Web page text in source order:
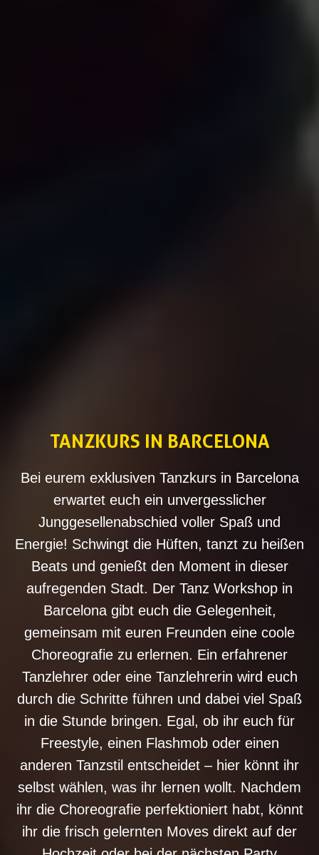
TANZKURS IN BARCELONA
Bei eurem exklusiven Tanzkurs in Barcelona
erwartet euch ein unvergesslicher
Junggesellenabschied voller Spaß und
Energie! Schwingt die Hüften, tanzt zu heißen
Beats und genießt den Moment in dieser
aufregenden Stadt. Der Tanz Workshop in
Barcelona gibt euch die Gelegenheit,
gemeinsam mit euren Freunden eine coole
Choreografie zu erlernen. Ein erfahrener
Tanzlehrer oder eine Tanzlehrerin wird euch
durch die Schritte führen und dabei viel Spaß
in die Stunde bringen. Egal, ob ihr euch für
Freestyle, einen Flashmob oder einen
anderen Tanzstil entscheidet – hier könnt ihr
selbst wählen, was ihr lernen wollt. Nachdem
ihr die Choreografie perfektioniert habt, könnt
ihr die frisch gelernten Moves direkt auf der